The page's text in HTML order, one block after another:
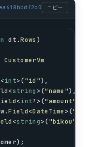
ea618bbdf2b0 コピー
dt .Rows )
CustomerVm
<int>("id"
<string >("name"
<int?>("amount"
.Field<DateTime >(
<string>("bikou"
);